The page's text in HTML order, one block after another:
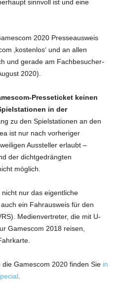
sinnvoll ist und eine
2020 Presseausweis
‚kostenlos‘ und an allen
und gerade am Fachbesucher-
2020).
Presseticket keinen
in der
zu den Spielstationen an den
ist nur nach vorheriger
Aussteller erlaubt –
der dichtgedrängten
möglich.
nur das eigentliche
ein Fahrausweis für den
Medienvertreter, die mit U-
Gamescom 2018 reisen,
Gamescom 2020 finden Sie in